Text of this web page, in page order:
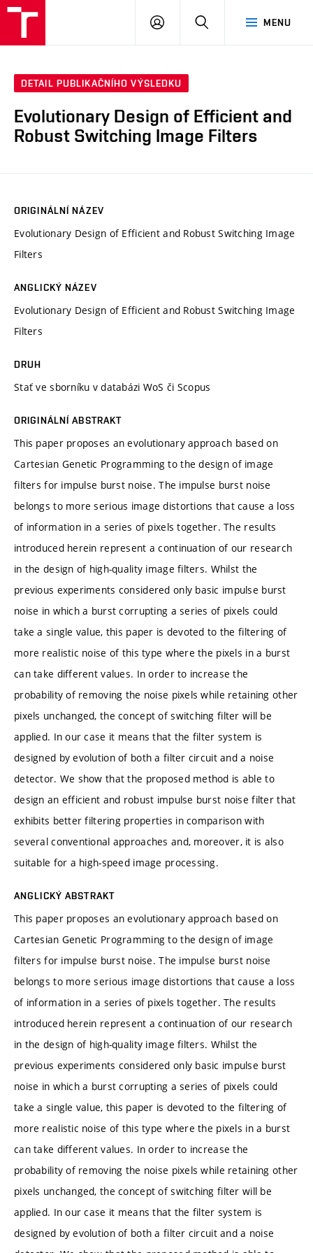
MENU
PŘIHLÁSIT
DETAIL PUBLIKAČNÍHO VÝSLEDKU
Evolutionary Design of Efficient and
Robust Switching Image Filters
ORIGINÁLNÍ NÁZEV
Evolutionary Design of Efficient and Robust Switching Image
Filters
ANGLICKÝ NÁZEV
Evolutionary Design of Efficient and Robust Switching Image
Filters
DRUH
Stať ve sborníku v databázi WoS či Scopus
ORIGINÁLNÍ ABSTRAKT
This paper proposes an evolutionary approach based on
Cartesian Genetic Programming to the design of image
filters for impulse burst noise. The impulse burst noise
belongs to more serious image distortions that cause a loss
of information in a series of pixels together. The results
introduced herein represent a continuation of our research
in the design of high-quality image filters. Whilst the
previous experiments considered only basic impulse burst
noise in which a burst corrupting a series of pixels could
take a single value, this paper is devoted to the filtering of
more realistic noise of this type where the pixels in a burst
can take different values. In order to increase the
probability of removing the noise pixels while retaining other
pixels unchanged, the concept of switching filter will be
applied. In our case it means that the filter system is
designed by evolution of both a filter circuit and a noise
detector. We show that the proposed method is able to
design an efficient and robust impulse burst noise filter that
exhibits better filtering properties in comparison with
several conventional approaches and, moreover, it is also
suitable for a high-speed image processing.
ANGLICKÝ ABSTRAKT
This paper proposes an evolutionary approach based on
Cartesian Genetic Programming to the design of image
filters for impulse burst noise. The impulse burst noise
belongs to more serious image distortions that cause a loss
of information in a series of pixels together. The results
introduced herein represent a continuation of our research
in the design of high-quality image filters. Whilst the
previous experiments considered only basic impulse burst
noise in which a burst corrupting a series of pixels could
take a single value, this paper is devoted to the filtering of
more realistic noise of this type where the pixels in a burst
can take different values. In order to increase the
probability of removing the noise pixels while retaining other
pixels unchanged, the concept of switching filter will be
applied. In our case it means that the filter system is
designed by evolution of both a filter circuit and a noise